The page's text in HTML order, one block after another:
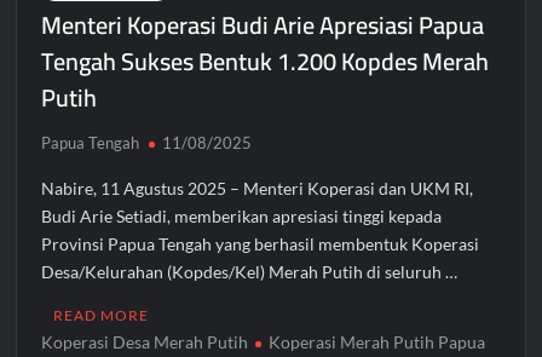
Menteri Koperasi Budi Arie Apresiasi Papua
Tengah Sukses Bentuk 1.200 Kopdes Merah
Putih
Papua Tengah 11/08/2025
Nabire, 11 Agustus 2025 – Menteri Koperasi dan UKM RI,
Budi Arie Setiadi, memberikan apresiasi tinggi kepada
Provinsi Papua Tengah yang berhasil membentuk Koperasi
Desa/Kelurahan (Kopdes/Kel) Merah Putih di seluruh …
READ MORE
Koperasi Desa Merah Putih
Koperasi Merah Putih Papua